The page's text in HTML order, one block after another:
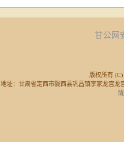
甘公网
版权所有
地址：甘肃省定西市陇西县巩昌镇李家龙宫龙